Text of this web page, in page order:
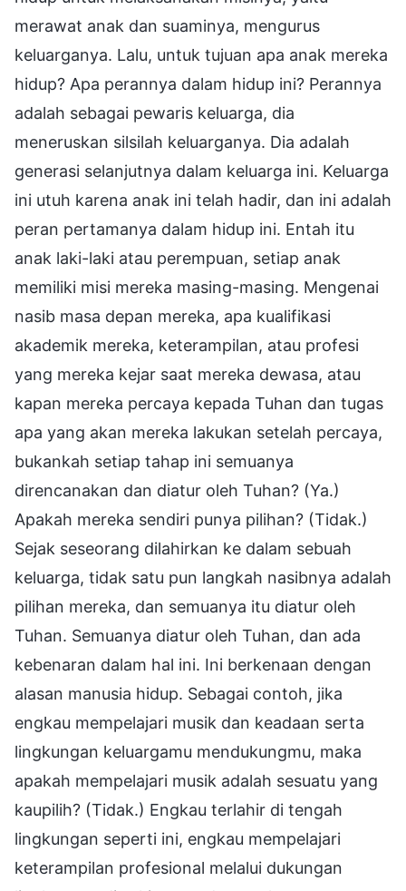
merawat anak dan suaminya, mengurus
keluarganya. Lalu, untuk tujuan apa anak mereka
hidup? Apa perannya dalam hidup ini? Perannya
adalah sebagai pewaris keluarga, dia
meneruskan silsilah keluarganya. Dia adalah
generasi selanjutnya dalam keluarga ini. Keluarga
ini utuh karena anak ini telah hadir, dan ini adalah
peran pertamanya dalam hidup ini. Entah itu
anak laki-laki atau perempuan, setiap anak
memiliki misi mereka masing-masing. Mengenai
nasib masa depan mereka, apa kualifikasi
akademik mereka, keterampilan, atau profesi
yang mereka kejar saat mereka dewasa, atau
kapan mereka percaya kepada Tuhan dan tugas
apa yang akan mereka lakukan setelah percaya,
bukankah setiap tahap ini semuanya
direncanakan dan diatur oleh Tuhan? (Ya.)
Apakah mereka sendiri punya pilihan? (Tidak.)
Sejak seseorang dilahirkan ke dalam sebuah
keluarga, tidak satu pun langkah nasibnya adalah
pilihan mereka, dan semuanya itu diatur oleh
Tuhan. Semuanya diatur oleh Tuhan, dan ada
kebenaran dalam hal ini. Ini berkenaan dengan
alasan manusia hidup. Sebagai contoh, jika
engkau mempelajari musik dan keadaan serta
lingkungan keluargamu mendukungmu, maka
apakah mempelajari musik adalah sesuatu yang
kaupilih? (Tidak.) Engkau terlahir di tengah
lingkungan seperti ini, engkau mempelajari
keterampilan profesional melalui dukungan